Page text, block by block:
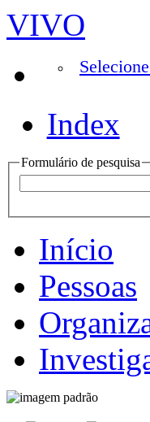
VIVO
Index
Formulário de pesquisa
Início
Pessoas